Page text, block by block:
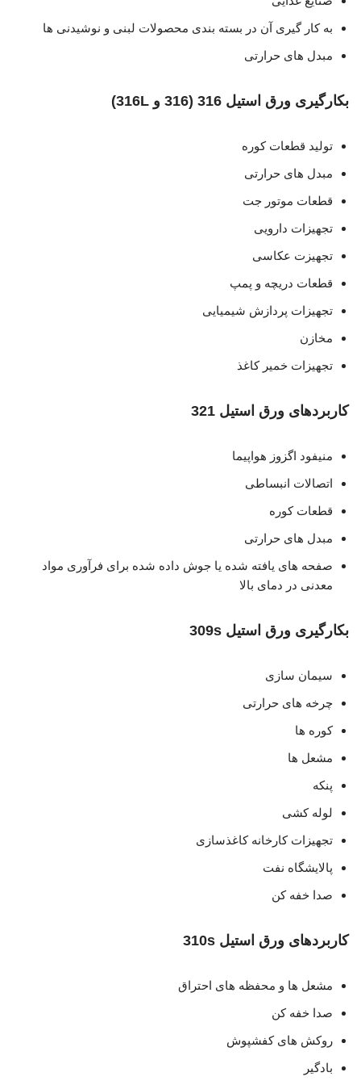
به کار گیری آن در بسته بندی محصولات لبنی و نوشیدنی ها
مبدل های حرارتی
بکارگیری ورق استیل 316 (316 و 316L)
تولید قطعات کوره
مبدل های حرارتی
قطعات موتور جت
تجهیزات دارویی
تجهیزت عکاسی
قطعات دریچه و پمپ
تجهیزات پردازش شیمیایی
مخازن
تجهیزات خمیر کاغذ
کاربردهای ورق استیل 321
منیفود اگزوز هواپیما
اتصالات انبساطی
قطعات کوره
مبدل های حرارتی
صفحه های یافته شده یا جوش داده شده برای فرآوری مواد
معدنی در دمای بالا
بکارگیری ورق استیل 309s
سیمان سازی
چرخه های حرارتی
کوره ها
مشعل ها
پنکه
لوله کشی
تجهیزات کارخانه کاغذسازی
پالایشگاه نفت
صدا خفه کن
کاربردهای ورق استیل 310s
مشعل ها و محفظه های احتراق
صدا خفه کن
روکش های کفشپوش
بادگیر